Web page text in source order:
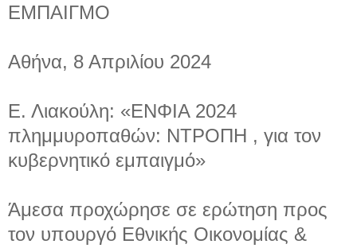
ΕΜΠΑΙΓΜΟ
Αθήνα, 8 Απριλίου 2024
Ε. Λιακούλη: «ΕΝΦΙΑ 2024
πλημμυροπαθών: ΝΤΡΟΠΗ , για τον
κυβερνητικό εμπαιγμό»
Άμεσα προχώρησε σε ερώτηση προς
τον υπουργό Εθνικής Οικονομίας &